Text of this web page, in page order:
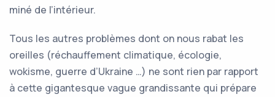
miné de l’intérieur.
Tous les autres problèmes dont on nous rabat les
oreilles (réchauffement climatique, écologie,
wokisme, guerre d’Ukraine …) ne sont rien par rapport
à cette gigantesque vague grandissante qui prépare